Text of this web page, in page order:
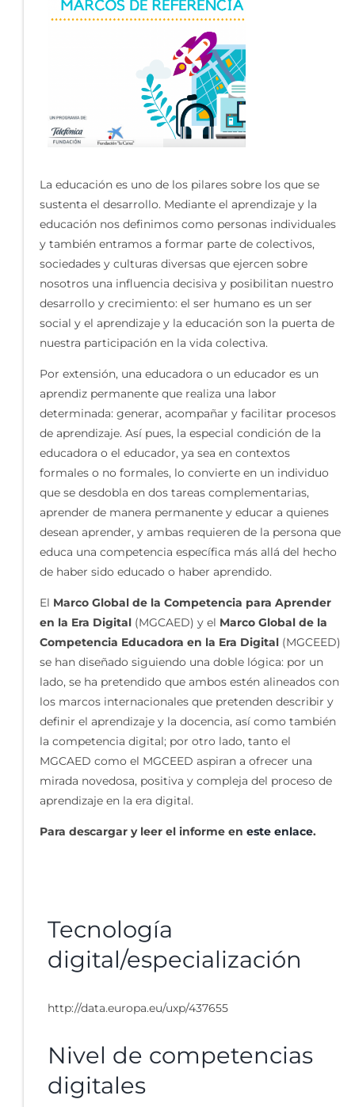
La educación es uno de los pilares sobre los que se
sustenta el desarrollo. Mediante el aprendizaje y la
educación nos definimos como personas individuales
y también entramos a formar parte de colectivos,
sociedades y culturas diversas que ejercen sobre
nosotros una influencia decisiva y posibilitan nuestro
desarrollo y crecimiento: el ser humano es un ser
social y el aprendizaje y la educación son la puerta de
nuestra participación en la vida colectiva.
Por extensión, una educadora o un educador es un
aprendiz permanente que realiza una labor
determinada: generar, acompañar y facilitar procesos
de aprendizaje. Así pues, la especial condición de la
educadora o el educador, ya sea en contextos
formales o no formales, lo convierte en un individuo
que se desdobla en dos tareas complementarias,
aprender de manera permanente y educar a quienes
desean aprender, y ambas requieren de la persona que
educa una competencia específica más allá del hecho
de haber sido educado o haber aprendido.
El Marco Global de la Competencia para Aprender
en la Era Digital (MGCAED) y el Marco Global de la
Competencia Educadora en la Era Digital (MGCEED)
se han diseñado siguiendo una doble lógica: por un
lado, se ha pretendido que ambos estén alineados con
los marcos internacionales que pretenden describir y
definir el aprendizaje y la docencia, así como también
la competencia digital; por otro lado, tanto el
MGCAED como el MGCEED aspiran a ofrecer una
mirada novedosa, positiva y compleja del proceso de
aprendizaje en la era digital.
Para descargar y leer el informe en este enlace.
Tecnología
digital/especialización
http://data.europa.eu/uxp/437655
Nivel de competencias
digitales